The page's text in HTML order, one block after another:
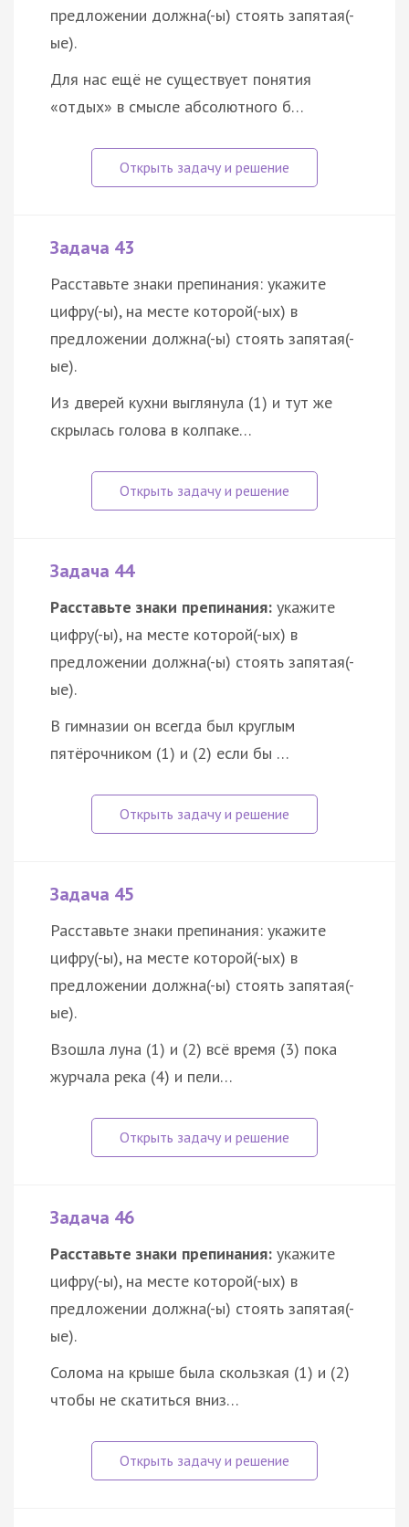
предложении должна(-ы) стоять запятая(-
ые).
Для нас ещё не существует понятия
«отдых» в смысле абсолютного б…
Задача 43
Расставьте знаки препинания: укажите
цифру(-ы), на месте которой(-ых) в
предложении должна(-ы) стоять запятая(-
ые).
Из дверей кухни выглянула (1) и тут же
скрылась голова в колпаке…
Задача 44
Расставьте знаки препинания: укажите
цифру(-ы), на месте которой(-ых) в
предложении должна(-ы) стоять запятая(-
ые).
В гимназии он всегда был круглым
пятёрочником (1) и (2) если бы …
Задача 45
Расставьте знаки препинания: укажите
цифру(-ы), на месте которой(-ых) в
предложении должна(-ы) стоять запятая(-
ые).
Взошла луна (1) и (2) всё время (3) пока
журчала река (4) и пели…
Задача 46
Расставьте знаки препинания: укажите
цифру(-ы), на месте которой(-ых) в
предложении должна(-ы) стоять запятая(-
ые).
Солома на крыше была скользкая (1) и (2)
чтобы не скатиться вниз…